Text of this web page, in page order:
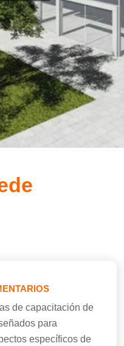
de capacitación de
para
específicos de